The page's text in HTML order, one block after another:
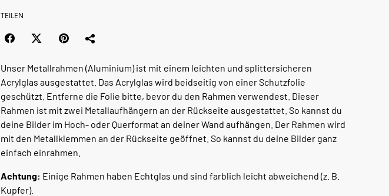
TEILEN
Unser Metallrahmen (Aluminium) ist mit einem leichten und splittersicheren
Acrylglas ausgestattet. Das Acrylglas wird beidseitig von einer Schutzfolie
geschützt. Entferne die Folie bitte, bevor du den Rahmen verwendest. Dieser
Rahmen ist mit zwei Metallaufhängern an der Rückseite ausgestattet. So kannst du
deine Bilder im Hoch- oder Querformat an deiner Wand aufhängen. Der Rahmen wird
mit den Metallklemmen an der Rückseite geöffnet. So kannst du deine Bilder ganz
einfach einrahmen.
Achtung: Einige Rahmen haben Echtglas und sind farblich leicht abweichend (z. B.
Kupfer).